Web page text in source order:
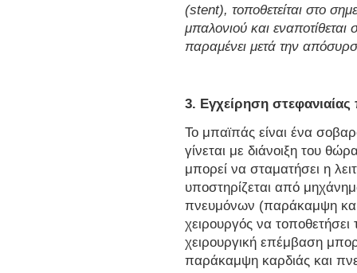
(stent), τοποθετείται στο
μπαλονιού και
παραμένει μετά την
3. Εγχείρηση
Το μπαϊπάς είναι ένα
γίνεται με διάνοιξη του
μπορεί να σταματήσει η
υποστηρίζεται από
πνευμόνων (παράκαμψη
χειρουργός να
χειρουργική επέμβαση
παράκαμψη καρδιάς και